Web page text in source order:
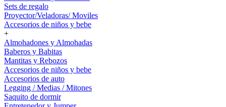
Sets de regalo
Proyector/Veladoras/ Moviles
Accesorios de niños y bebe
+
Almohadones y Almohadas
Baberos y Babitas
Mantitas y Rebozos
Accesorios de niños y bebe
Accesorios de auto
Legging / Medias / Mitones
Saquito de dormir